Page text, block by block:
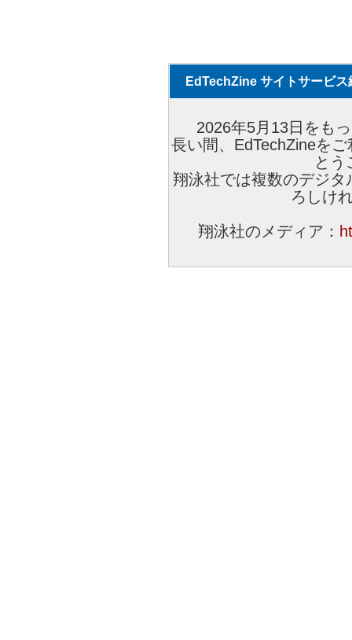
EdTechZine サイトサービス
2026年5月13日をも
長い間、EdTechZineを
とう
翔泳社では複数のデジ
ろしけ
翔泳社のメディア：